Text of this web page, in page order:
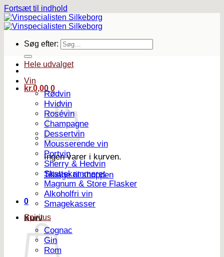
Fortsæt til indhold
Søg efter:
kr.0,00 0
Ingen varer i kurven.
Tilbage til shoppen
0
Kurv
Hele udvalget
Vin
Rødvin
Hvidvin
Rosévin
Champagne
Dessertvin
Mousserende vin
Portvin
Sherry & Hedvin
Skattekammeret
Magnum & Store Flasker
Alkoholfri vin
Smagekasser
Spiritus
Cognac
Gin
Rom